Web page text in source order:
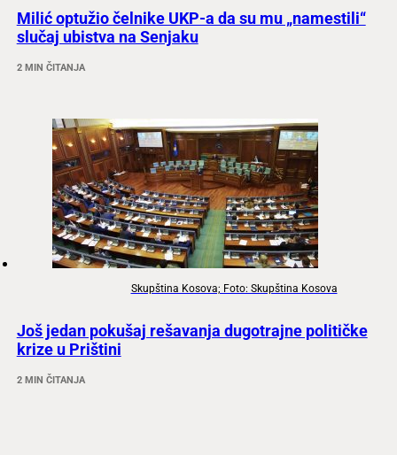
Milić optužio čelnike UKP-a da su mu „namestili“
slučaj ubistva na Senjaku
2 MIN ČITANJA
Skupština Kosova; Foto: Skupština Kosova
Još jedan pokušaj rešavanja dugotrajne političke
krize u Prištini
2 MIN ČITANJA